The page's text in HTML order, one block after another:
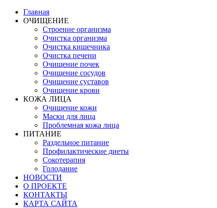
Главная
ОЧИЩЕНИЕ
Строение организма
Очистка организма
Очистка кишечника
Очистка печени
Очищение почек
Очищение сосудов
Очищение суставов
Очищение крови
КОЖА ЛИЦА
Очищение кожи
Маски для лица
Проблемная кожа лица
ПИТАНИЕ
Раздельное питание
Профилактические диеты
Сокотерапия
Голодание
НОВОСТИ
О ПРОЕКТЕ
КОНТАКТЫ
КАРТА САЙТА